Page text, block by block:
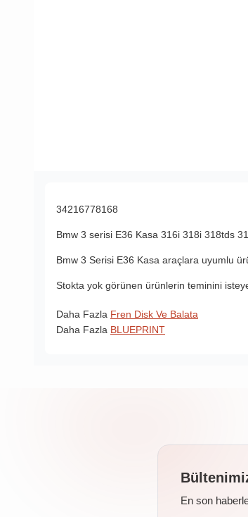
34216778168
Bmw 3 serisi E36 Kasa 316i 318i 318tds
Bmw 3 Serisi E36 Kasa araçlara uyumlu
Stokta yok görünen ürünlerin teminini
Daha Fazla Fren Disk Ve Balata
Daha Fazla BLUEPRINT
En son